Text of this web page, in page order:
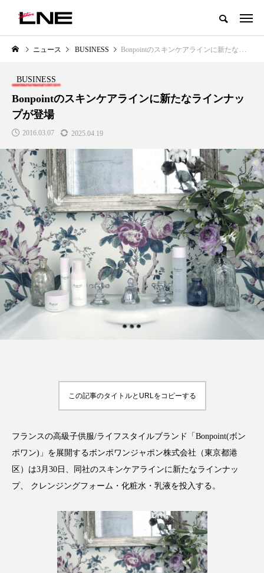
グローバルビューティ＆ヘルスケアビジネス誌
LIFESTYLE
SNSの「加工顔」と美容医療｜AI
がもたらす可能性とこれから
2026.07.13
BUSINESS
GWI調査から読み解く2030年の
都市型スパ――身近なウェルネ
の次世代モデル
2026.08.06
FEATURED 注目の企画
Gemini Instagram SaaS SNS
TikTok アスタキサンチン
アスレジャーコスメ アレルギー アロマ
アンチエイジング アンチソリチュード
インタビュー インナービューティー 冷え
ニュース BUSINESS Bonpointのスキンケアラインに新たなラインナップが登場
BUSINESS
Bonpointのスキンケアラインに新たなラインナッ
プが登場
2016.03.07 2025.04.19
この記事のタイトルとURLをコピーする
フランスの高級子供服/ライフスタイルブランド「Bonpoint(ボン
ポワン)」を展開するボンポワンジャポン株式会社（東京都港
区）は3月30日、同社のスキンケアラインに新たなラインナッ
プ、 クレンジングフォーム・化粧水・乳液を投入する。